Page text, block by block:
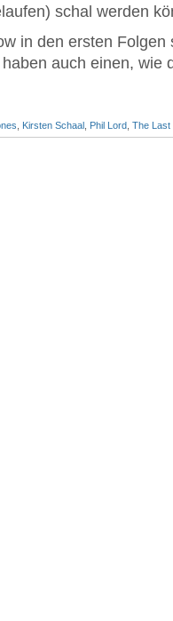
schal werden
in den ersten Folgen
auch einen, wie
Kirsten Schaal Phil Lord The Last